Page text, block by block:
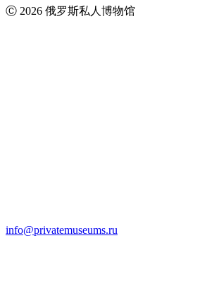
Ⓒ 2026 俄罗斯私人博物馆
info@privatemuseums.ru